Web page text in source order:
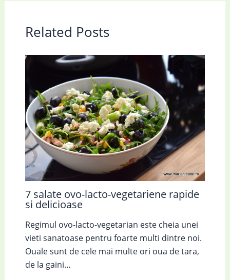
Related Posts
7 salate ovo-lacto-vegetariene rapide
si delicioase
Regimul ovo-lacto-vegetarian este cheia unei
vieti sanatoase pentru foarte multi dintre noi.
Ouale sunt de cele mai multe ori oua de tara,
de la gaini…